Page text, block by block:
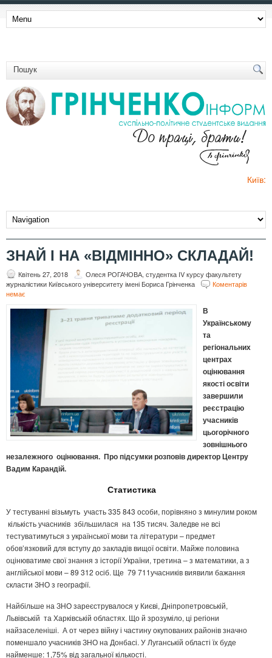
Київ:
ЗНАЙ І НА «ВІДМІННО» СКЛАДАЙ!
Квітень 27, 2018
Олеся РОГАЧОВА, студентка IV курсу факультету
журналістики Київського університету імені Бориса Грінченка
Коментарів
немає
В
Українському
та
регіональних
центрах
оцінювання
якості освіти
завершили
реєстрацію
учасників
цьогорічного
зовнішнього
незалежного оцінювання. Про підсумки розповів директор Центру
Вадим Карандій.
Статистика
У тестуванні візьмуть участь 335 843 особи, порівняно з минулим роком
кількість учасників збільшилася на 135 тисяч. Заледве не всі
тестуватимуться з української мови та літератури – предмет
обов’язковий для вступу до закладів вищої освіти. Майже половина
оцінюватиме свої знання з історії України, третина – з математики, а з
англійської мови – 89 312 осіб. Ще 79 711учасників виявили бажання
скласти ЗНО з географії.
Найбільше на ЗНО зареєструвалося у Києві, Дніпропетровській,
Львівській та Харківській областях. Що й зрозуміло, ці регіони
найзаселеніші. А от через війну і частину окупованих районів значно
поменшало учасників ЗНО на Донбасі. У Луганській області їх буде
найменше: 1,75% від загальної кількості.